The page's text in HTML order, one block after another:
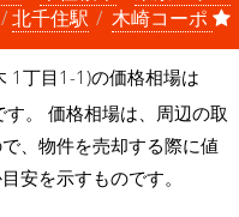
北千住駅 木崎コーポ
1丁目1-1)の価格相場は
。 価格相場は、周辺の取
、物件を売却する際に値
安を示すものです。